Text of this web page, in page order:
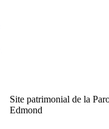
Site patrimonial de la
Edmond